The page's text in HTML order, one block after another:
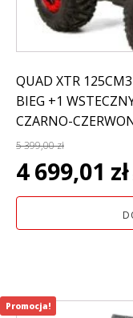
QUAD XTR
BIEG +1
CZARNO-
5 399,00zł
Pierwotna
cena
wynosiła:
4 699,01 zł
Promocja!